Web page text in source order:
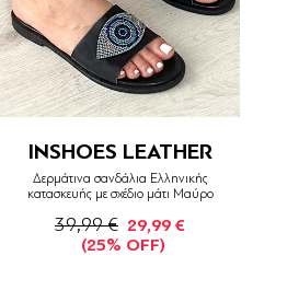
INSHOES LEATHER
Δερμάτινα σανδάλια Ελληνικής
κατασκευής με σχέδιο μάτι Μαύρο
39,99 € 29,99 €
(25% OFF)